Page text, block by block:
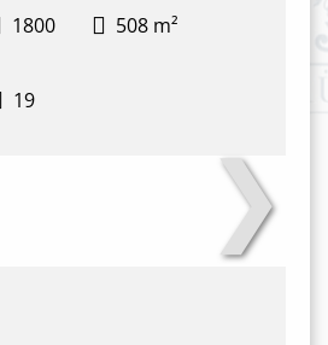
1800 508 m²
19
❯